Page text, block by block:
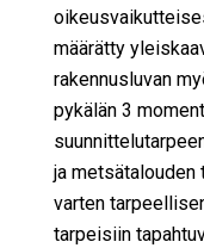
määrätty
rakennusluvan
pykälän 3
ja metsätalouden
varten
tarpeisiin